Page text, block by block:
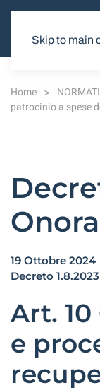
Skip to main
Home
patrocinio a spese
19 Ottobre 2024
Decreto
Art.
e